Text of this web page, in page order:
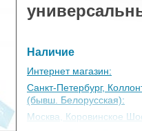
Наличие
Интернет магазин:
Санкт-Петербург,
(бывш. Белорусская):
Москва, Коровинское